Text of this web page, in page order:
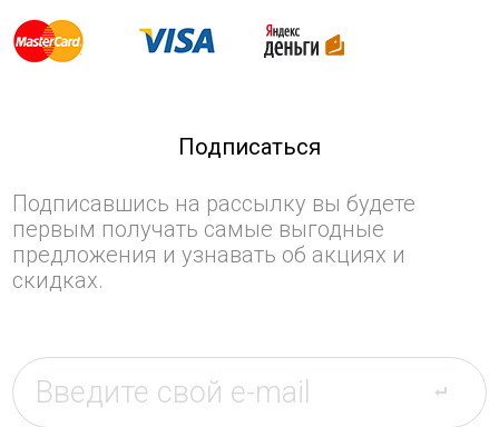
Подписаться
Подписавшись на рассылку вы будете
первым получать самые выгодные
предложения и узнавать об акциях и
скидках.